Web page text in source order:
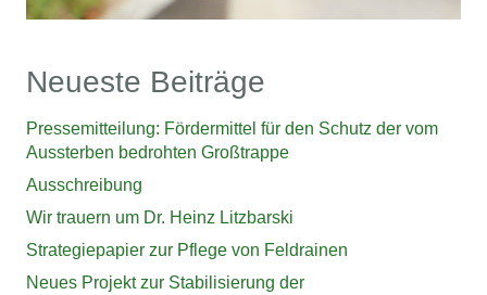
Neueste Beiträge
Pressemitteilung: Fördermittel für den Schutz der vom
Aussterben bedrohten Großtrappe
Ausschreibung
Wir trauern um Dr. Heinz Litzbarski
Strategiepapier zur Pflege von Feldrainen
Neues Projekt zur Stabilisierung der